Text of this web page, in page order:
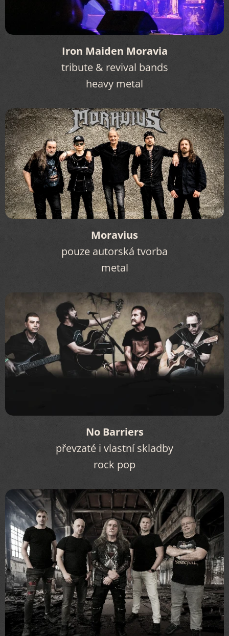
Iron Maiden Moravia
tribute & revival bands
heavy metal
Moravius
pouze autorská tvorba
metal
No Barriers
převzaté i vlastní skladby
rock pop